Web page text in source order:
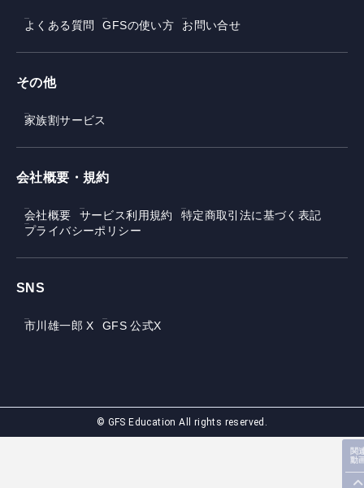
関
動
よくある質問 GFSの使い方 お問い合せ
その他
家族割サービス
会社概要・規約
会社概要 サービス利用規約
特定商取引法に基づく表記
プライバシーポリシー
SNS
市川雄一郎 X GFS 公式X
© GFS Education All rights reserved.